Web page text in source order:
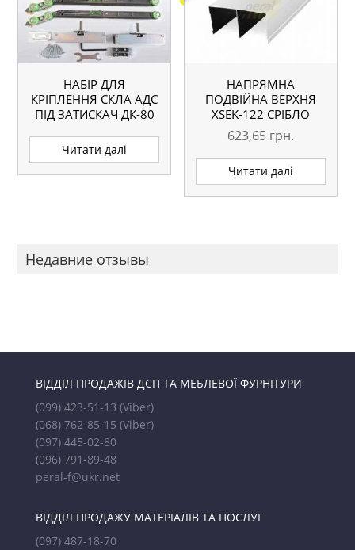
НАБІР ДЛЯ
КРІПЛЕННЯ СКЛА АДС
ПІД ЗАТИСКАЧ ДК-80
ДОВОДЧИКАМИ
Читати далі
НАПРЯМНА
ПОДВІЙНА ВЕРХНЯ
ХSEK-122 СРІБЛО
L=5.1М АНАЛОГ
623,65 грн.
Читати далі
Недавние отзывы
ВІДДІЛ ПРОДАЖІВ ДСП ТА МЕБЛЕВОЇ ФУРНІТУРИ
(099) 423-51-13 (Viber)
(068) 762-85-15 (Viber)
(097) 445-02-80
(096) 791-89-48
peral-f@ukr.net
ВІДДІЛ ПРОДАЖУ МАТЕРІАЛІВ ТА ПОСЛУГ
(097) 487-18-70